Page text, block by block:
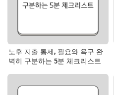
노후 지출 통제, 필요와 욕구 완
벽히 구분하는 5분 체크리스트